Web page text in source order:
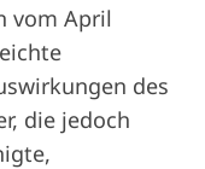
vom April
des
die jedoch